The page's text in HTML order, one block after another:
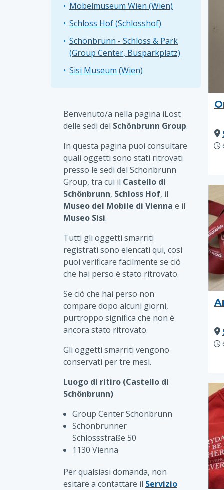
Möbelmuseum Wien (Wien)
Schloss Hof (Schlosshof)
Schönbrunn - Schloss & Park
(Group Center, Busparkplatz)
Sisi Museum (Wien)
Benvenuto/a nella pagina iLost
delle sedi del Schönbrunn Group.
In questa pagina puoi consultare
quali oggetti sono stati ritrovati
presso le sedi del Schönbrunn
Group, tra cui il Castello di
Schönbrunn, Schloss Hof, il
Museo del Mobile di Vienna e il
Museo Sisi.
Tutti gli oggetti smarriti
registrati sono elencati qui, così
puoi verificare facilmente se ciò
che hai perso è stato ritrovato.
Se ciò che hai perso non
compare dopo alcuni giorni,
purtroppo significa che non è
ancora stato ritrovato.
Gli oggetti smarriti vengono
conservati per tre mesi.
Luogo di ritiro (Castello di
Schönbrunn)
Group Center Schönbrunn
Schönbrunner
Schlossstraße 50
1130 Vienna
Per qualsiasi domanda, non
esitare a contattare il Servizio